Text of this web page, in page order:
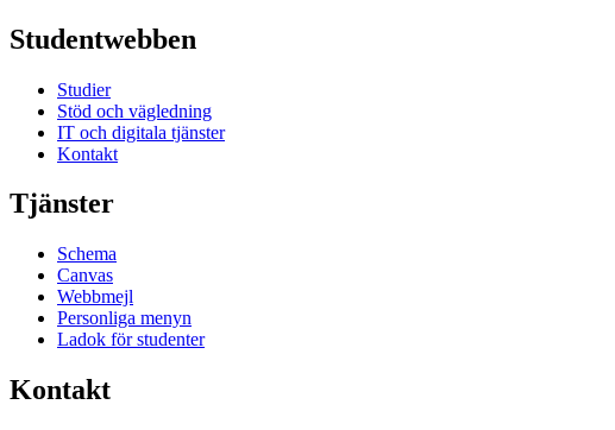
Studentwebben
Studier
Stöd och vägledning
IT och digitala tjänster
Kontakt
Tjänster
Schema
Canvas
Webbmejl
Personliga menyn
Ladok för studenter
Kontakt